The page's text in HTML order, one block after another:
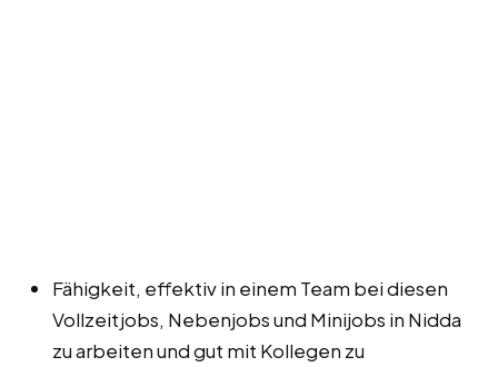
Fähigkeit, effektiv in einem Team bei diesen
Vollzeitjobs, Nebenjobs und Minijobs in Nidda
zu arbeiten und gut mit Kollegen zu